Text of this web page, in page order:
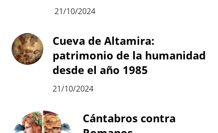
21/10/2024
Cueva de Altamira:
patrimonio de la humanidad
desde el año 1985
21/10/2024
Cántabros contra